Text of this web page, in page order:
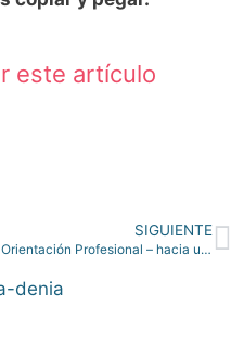
este artículo
SIGUIENTE
Orientación Profesional – hacia una Decisión Vital